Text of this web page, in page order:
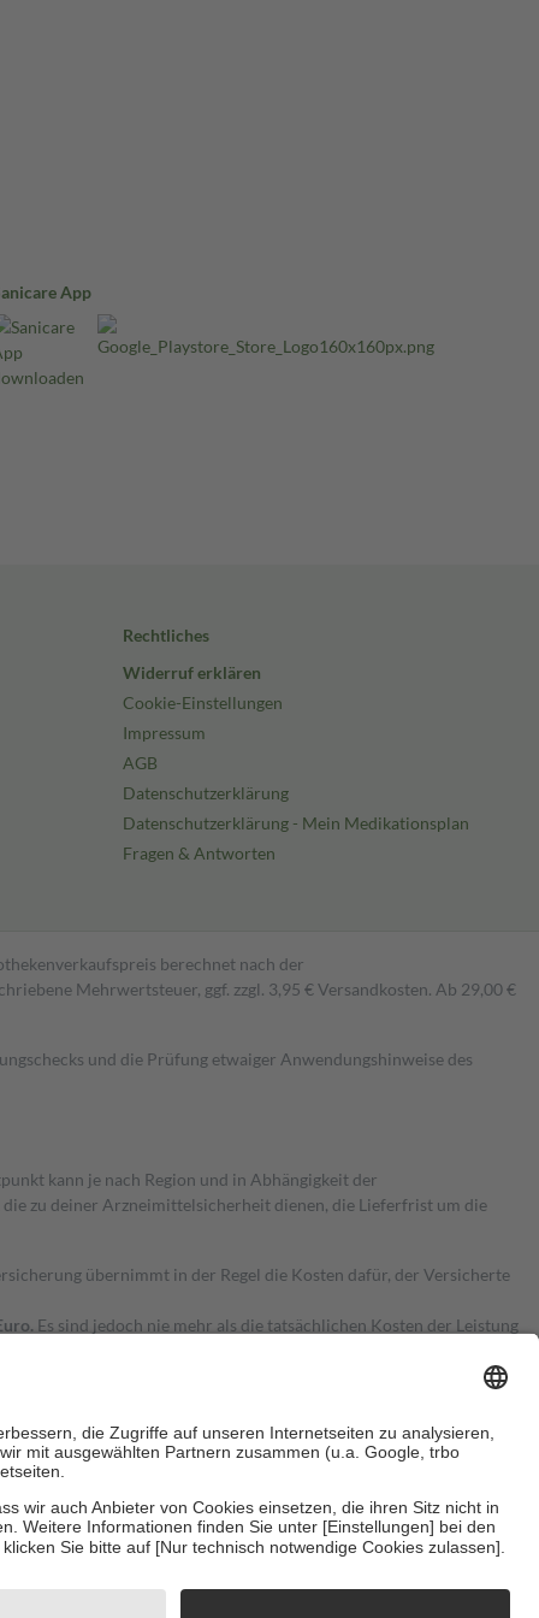
App
Rechtliches
Widerruf erklären
Cookie-Einstellungen
Impressum
AGB
Datenschutzerklärung
Datenschutzerklärung - Mein Medikationsplan
Fragen & Antworten
berechnet nach der
Mehrwertsteuer, ggf. zzgl. 3,95 € Versandkosten. Ab 29,00 €
und die Prüfung etwaiger Anwendungshinweise des
kann je nach Region und in Abhängigkeit der
zu deiner Arzneimittelsicherheit dienen, die Lieferfrist um die
übernimmt in der Regel die Kosten dafür, der Versicherte
Es sind jedoch nie mehr als die tatsächlichen Kosten der Leistung
Zuzahlungen an bei: